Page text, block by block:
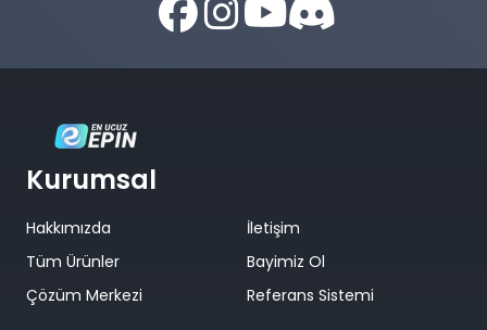
Kurumsal
Hakkımızda
İletişim
Tüm Ürünler
Bayimiz Ol
Çözüm Merkezi
Referans Sistemi